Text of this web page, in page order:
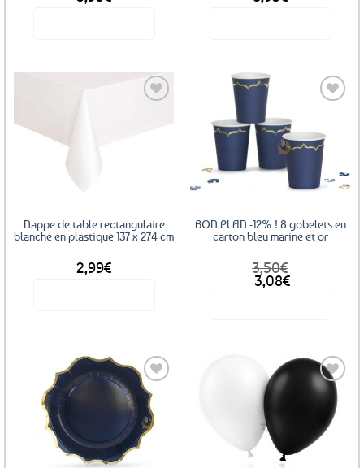
Nappe de table rectangulaire
blanche en plastique 137 x 274 cm
2,99€
Ajouter
aux
favoris
BON PLAN -12% ! 8 gobelets en
carton bleu marine et or
3,50€
Le
prix
3,08€
Le
prix
Ajouter
aux
favoris
Ajouter
aux
favoris